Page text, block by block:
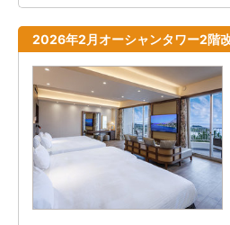
2026年2月オーシャンタワー2階